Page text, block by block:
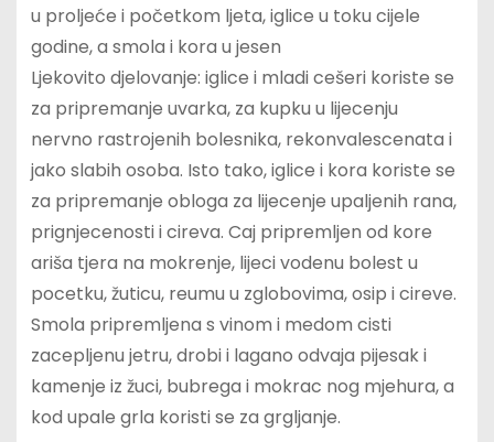
u proljeće i početkom ljeta, iglice u toku cijele
godine, a smola i kora u jesen
Ljekovito djelovanje: iglice i mladi cešeri koriste se
za pripremanje uvarka, za kupku u lijecenju
nervno rastrojenih bolesnika, rekonvalescenata i
jako slabih osoba. Isto tako, iglice i kora koriste se
za pripremanje obloga za lijecenje upaljenih rana,
prignjecenosti i cireva. Caj pripremljen od kore
ariša tjera na mokrenje, lijeci vodenu bolest u
pocetku, žuticu, reumu u zglobovima, osip i cireve.
Smola pripremljena s vinom i medom cisti
zacepljenu jetru, drobi i lagano odvaja pijesak i
kamenje iz žuci, bubrega i mokrac nog mjehura, a
kod upale grla koristi se za grgljanje.